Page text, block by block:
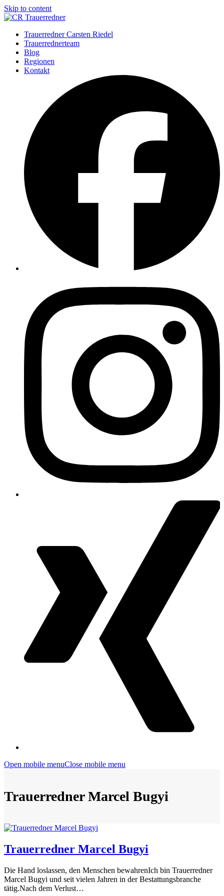
Skip to content
Trauerredner Carsten Riedel
Trauerrednerteam
Blog
Regionen
Kontakt
Open mobile menuClose mobile menu
Trauerredner Marcel Bugyi
Trauerredner Marcel Bugyi
Die Hand loslassen, den Menschen bewahrenIch bin Trauerredner
Marcel Bugyi und seit vielen Jahren in der Bestattungsbranche
tätig.Nach dem Verlust…